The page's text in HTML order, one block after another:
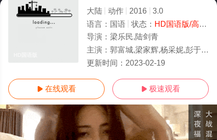
大陆 动作 2016
3.0
语言： 国语 状态： HD国语版/高清
导演： 梁乐民,陆剑青
主演： 郭富城,梁家辉,杨采妮,彭于晏,李治廷,文咏珊,周润发,马伊琍,杨祐宁,张国柱,吴樾,周笔畅,李子雄,骆应钧,林文龙
更新时间： 2023-02-19
 在线观看  极速观看